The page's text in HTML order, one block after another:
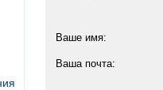
Ваше имя:
Ваша почта: